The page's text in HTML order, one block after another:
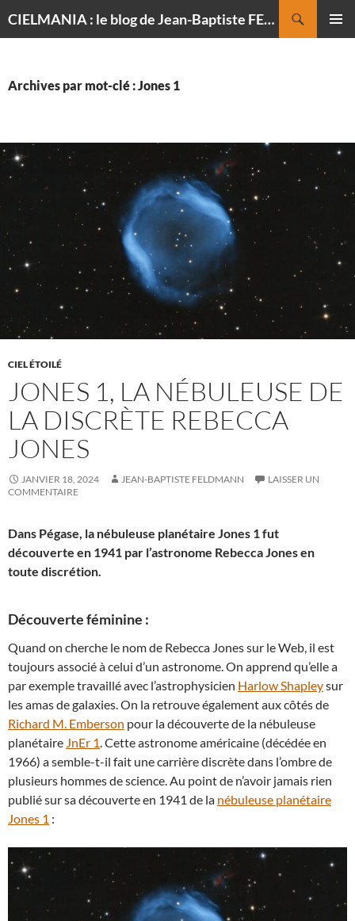
CIELMANIA : le blog de Jean-Baptiste FELDMANN, photographe du ciel
Archives par mot-clé : Jones 1
CIEL ÉTOILÉ
JONES 1, LA NÉBULEUSE DE
LA DISCRÈTE REBECCA
JONES
JANVIER 18, 2024 JEAN-BAPTISTE FELDMANN
LAISSER UN
COMMENTAIRE
Dans Pégase, la nébuleuse planétaire Jones 1 fut
découverte en 1941 par l’astronome Rebecca Jones en
toute discrétion.
Découverte féminine :
Quand on cherche le nom de Rebecca Jones sur le Web, il est
toujours associé à celui d’un astronome. On apprend qu’elle a
par exemple travaillé avec l’astrophysicien Harlow Shapleysur
les amas de galaxies. On la retrouve également aux côtés de
Richard M. Emberson pour la découverte de la nébuleuse
planétaire JnEr 1. Cette astronome américaine (décédée en
1966) a semble-t-il fait une carrière discrète dans l’ombre de
plusieurs hommes de science. Au point de n’avoir jamais rien
publié sur sa découverte en 1941 de la nébuleuse planétaire
Jones 1 :